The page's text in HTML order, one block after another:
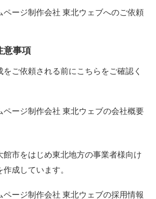
意事項
をご依頼される前にこちらをご確認く
館市をはじめ東北地方の事業者様向け
成しています。